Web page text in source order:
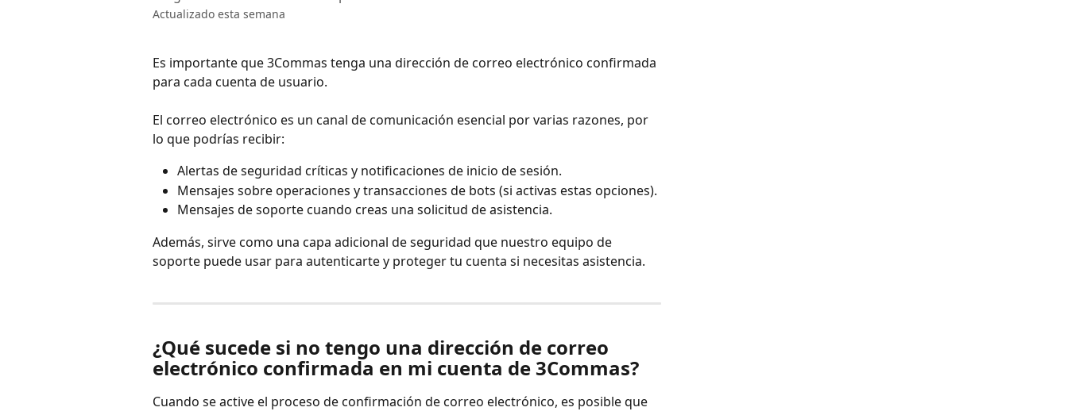
Actualizado esta semana
Es importante que 3Commas tenga una dirección de correo electrónico confirmada
para cada cuenta de usuario.
El correo electrónico es un canal de comunicación esencial por varias razones, por
lo que podrías recibir:
Alertas de seguridad críticas y notificaciones de inicio de sesión.
Mensajes sobre operaciones y transacciones de bots (si activas estas opciones).
Mensajes de soporte cuando creas una solicitud de asistencia.
Además, sirve como una capa adicional de seguridad que nuestro equipo de
soporte puede usar para autenticarte y proteger tu cuenta si necesitas asistencia.
¿Qué sucede si no tengo una dirección de correo
electrónico confirmada en mi cuenta de 3Commas?
Cuando se active el proceso de confirmación de correo electrónico, es posible que